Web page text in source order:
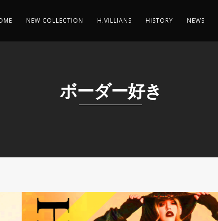
NEW COLLECTION H.VILLIANS HISTORY NEWS
ボーダー好き